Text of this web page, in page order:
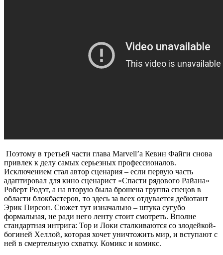
Поэтому в третьей части глава Marvell’a Кевин Файги снова
привлек к делу самых серьезных профессионалов.
Исключением стал автор сценария – если первую часть
адаптировал для кино сценарист «Спасти рядового Райана»
Роберт Родэт, а на вторую была брошена группа спецов в
области блокбастеров, то здесь за всех отдувается дебютант
Эрик Пирсон. Сюжет тут изначально – штука сугубо
формальная, не ради него ленту стоит смотреть. Вполне
стандартная интрига: Тор и Локи сталкиваются со злодейкой-
богиней Хеллой, которая хочет уничтожить мир, и вступают с
ней в смертельную схватку. Комикс и комикс.